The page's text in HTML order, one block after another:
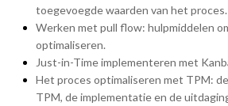
toegevoegde waarden van het proces.
Werken met pull flow: hulpmiddelen
optimaliseren.
Just-in-Time implementeren met
Het proces optimaliseren met TPM:
TPM, de implementatie en de